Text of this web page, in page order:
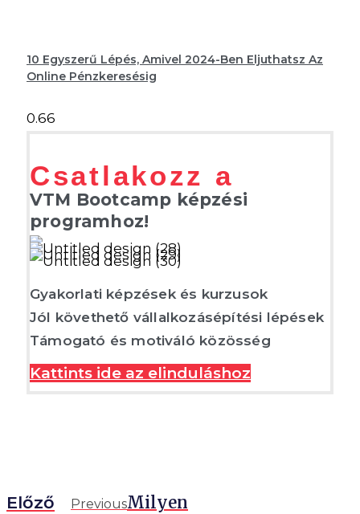
10 Egyszerű Lépés, Amivel 2024-Ben Eljuthatsz Az
Online Pénzkeresésig
Csatlakozz a
VTM Bootcamp képzési
programhoz!
Gyakorlati képzések és kurzusok
Jól követhető vállalkozásépítési lépések
Támogató és motiváló közösség
Kattints ide az elinduláshoz
Előző PreviousMilyen